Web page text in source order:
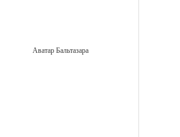
Аватар Бальтазара